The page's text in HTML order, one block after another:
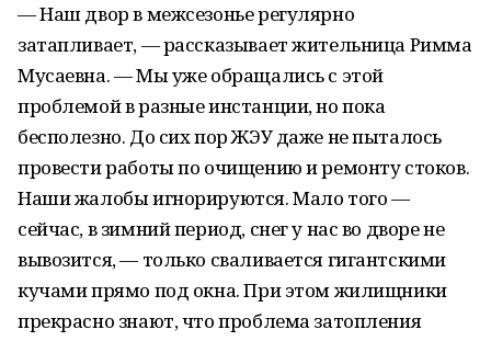
— Наш двор в межсезонье регулярно
затапливает, — рассказывает жительница Римма
Мусаевна. — Мы уже обращались с этой
проблемой в разные инстанции, но пока
бесполезно. До сих пор ЖЭУ даже не пыталось
провести работы по очищению и ремонту стоков.
Наши жалобы игнорируются. Мало того —
сейчас, в зимний период, снег у нас во дворе не
вывозится, — только сваливается гигантскими
кучами прямо под окна. При этом жилищники
прекрасно знают, что проблема затопления